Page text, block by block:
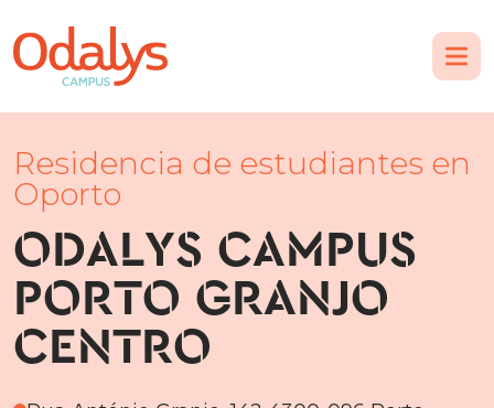
Residencia de estudiantes en
Oporto
ODALYS CAMPUS
PORTO GRANJO
CENTRO